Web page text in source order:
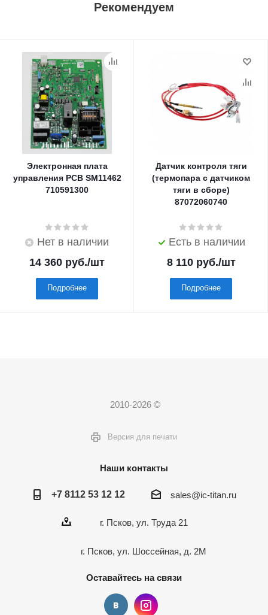
Рекомендуем
Электронная плата
управления PCB SM11462
710591300
Нет в наличии
14 360 руб./шт
Подробнее
Датчик контроля тяги
(термопара с датчиком
тяги в сборе)
87072060740
Есть в наличии
8 110руб./шт
Подробнее
2010-2026 ©
Версия для печати
Наши контакты
+7 8112 53 12 12 sales@ic-titan.ru
г. Псков, ул. Труда 21
г. Псков, ул. Шоссейная, д. 2М
Оставайтесь на связи